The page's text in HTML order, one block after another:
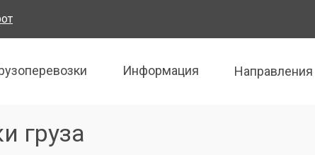
Информация Направления
груза